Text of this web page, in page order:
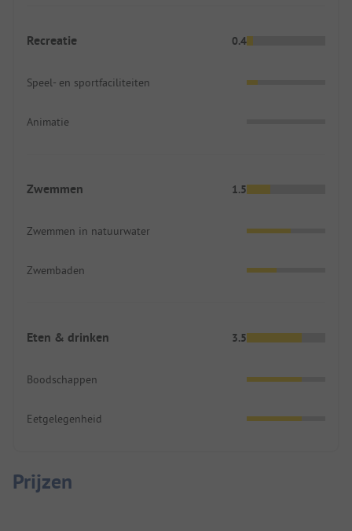
Recreatie 0.4
Speel- en sportfaciliteiten
Animatie
Zwemmen 1.5
Zwemmen in natuurwater
Zwembaden
Eten & drinken 3.5
Boodschappen
Eetgelegenheid
Prijzen